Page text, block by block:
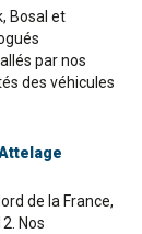
Bosal et
par nos
des véhicules
de la France,
Nos